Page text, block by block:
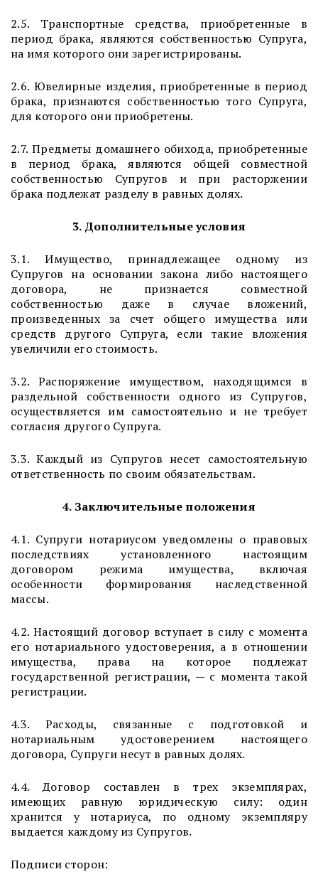
2.5. Транспортные средства, приобретенные в
период брака, являются собственностью Супруга,
на имя которого они зарегистрированы.
2.6. Ювелирные изделия, приобретенные в период
брака, признаются собственностью того Супруга,
для которого они приобретены.
2.7. Предметы домашнего обихода, приобретенные
в период брака, являются общей совместной
собственностью Супругов и при расторжении
брака подлежат разделу в равных долях.
3. Дополнительные условия
3.1. Имущество, принадлежащее одному из
Супругов на основании закона либо настоящего
договора, не признается совместной
собственностью даже в случае вложений,
произведенных за счет общего имущества или
средств другого Супруга, если такие вложения
увеличили его стоимость.
3.2. Распоряжение имуществом, находящимся в
раздельной собственности одного из Супругов,
осуществляется им самостоятельно и не требует
согласия другого Супруга.
3.3. Каждый из Супругов несет самостоятельную
ответственность по своим обязательствам.
4. Заключительные положения
4.1. Супруги нотариусом уведомлены о правовых
последствиях установленного настоящим
договором режима имущества, включая
особенности формирования наследственной
массы.
4.2. Настоящий договор вступает в силу с момента
его нотариального удостоверения, а в отношении
имущества, права на которое подлежат
государственной регистрации, — с момента такой
регистрации.
4.3. Расходы, связанные с подготовкой и
нотариальным удостоверением настоящего
договора, Супруги несут в равных долях.
4.4. Договор составлен в трех экземплярах,
имеющих равную юридическую силу: один
хранится у нотариуса, по одному экземпляру
выдается каждому из Супругов.
Подписи сторон: